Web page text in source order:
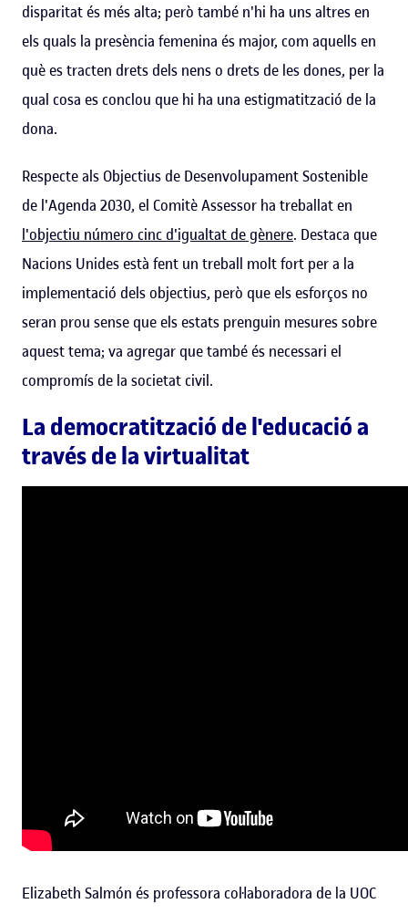
disparitat és més alta; però també n'hi ha uns altres en
els quals la presència femenina és major, com aquells en
què es tracten drets dels nens o drets de les dones, per la
qual cosa es conclou que hi ha una estigmatització de la
dona.
Respecte als Objectius de Desenvolupament Sostenible
de l'Agenda 2030, el Comitè Assessor ha treballat en
l'objectiu número cinc d'igualtat de gènere. Destaca que
Nacions Unides està fent un treball molt fort per a la
implementació dels objectius, però que els esforços no
seran prou sense que els estats prenguin mesures sobre
aquest tema; va agregar que també és necessari el
compromís de la societat civil.
La democratització de l'educació a
través de la virtualitat
Elizabeth Salmón és professora col·laboradora de la UOC